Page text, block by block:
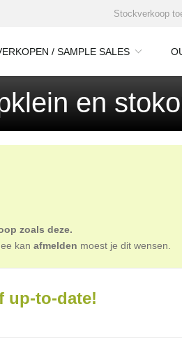
Stockverkoop
/ SAMPLE SALES
en
zoals deze.
kan afmelden moest je dit wensen.
up-to-date!